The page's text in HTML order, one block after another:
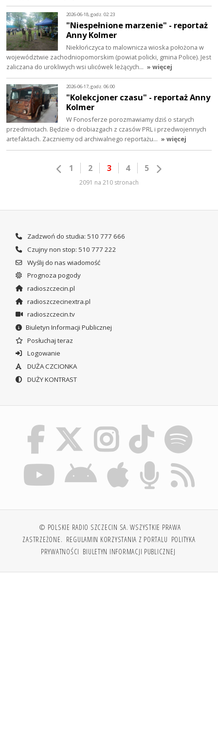
2026-06-18, godz. 02:23
"Niespełnione marzenie" - reportaż
Anny Kolmer
Niekłończyca to malownicza wioska położona w
województwie zachodniopomorskim (powiat policki, gmina Police). Jest
zaliczana do urokliwych wsi ulicówek leżących… » więcej
2026-06-17, godz. 06:00
"Kolekcjoner czasu" - reportaż Anny
Kolmer
W Fonosferze porozmawiamy dziś o starych
przedmiotach. Będzie o drobiazgach z czasów PRL i przedwojennych
artefaktach. Zaczniemy od archiwalnego reportażu… » więcej
1 2 3 4 5
2091 na 210 stronach
Zadzwoń do studia: 510 777 666
Czujny non stop: 510 777 222
Wyślij do nas wiadomość
Prognoza pogody
radioszczecin.pl
radioszczecinextra.pl
radioszczecin.tv
Biuletyn Informacji Publicznej
Posłuchaj teraz
Logowanie
DUŻA CZCIONKA
DUŻY KONTRAST
© POLSKIE RADIO SZCZECIN SA. WSZYSTKIE PRAWA
ZASTRZEŻONE. REGULAMIN KORZYSTANIA Z PORTALU POLITYKA
PRYWATNOŚCI BIULETYN INFORMACJI PUBLICZNEJ